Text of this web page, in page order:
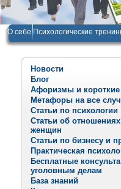
О себе Психологические
Новости
Блог
Афоризмы и короткие
Метафоры на все
Статьи по психологии
Статьи об
женщин
Статьи по бизнесу и
Практическая
Бесплатные
уголовным делам
База знаний